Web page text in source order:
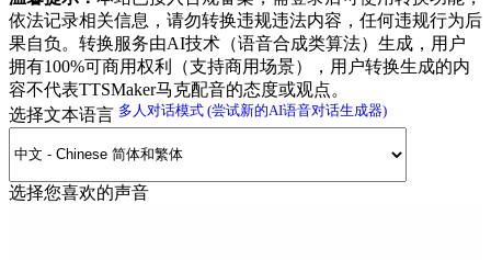
依法记录相关信息，请勿转换违规违法内容，任何违规行为后
果自负。转换服务由AI技术（语音合成类算法）生成，用户
拥有100%可商用权利（支持商用场景），用户转换生成的内
容不代表TTSMaker马克配音的态度或观点。
选择文本语言 多人对话模式 (尝试新的AI语音对话生成器)
选择您喜欢的声音